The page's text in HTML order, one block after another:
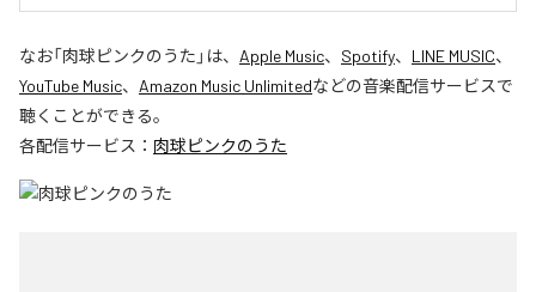
なお「肉球ピンクのうた 」は、 Apple Music、 Spotify、 LINE MUSIC、
YouTube Music、 Amazon Music Unlimitedなどの音楽配信サービスで
聴くことができる。
各配信サービス： 肉球ピンクのうた